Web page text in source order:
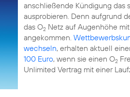
anschließende Kündigung das
ausprobieren. Denn aufgrund
das O2Netz auf Augenhöhe
angekommen.
wechseln, erhalten aktuell
100 Euro, wenn sie einen O2
Unlimited Vertrag mit einer